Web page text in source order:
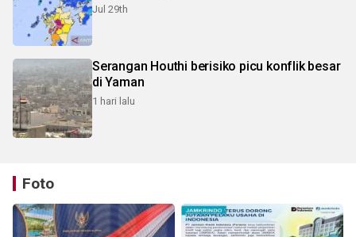
Jul 29th
Serangan Houthi berisiko picu konflik besar
di Yaman
1 hari lalu
Foto